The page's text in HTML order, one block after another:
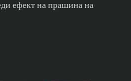
ефект на прашина на